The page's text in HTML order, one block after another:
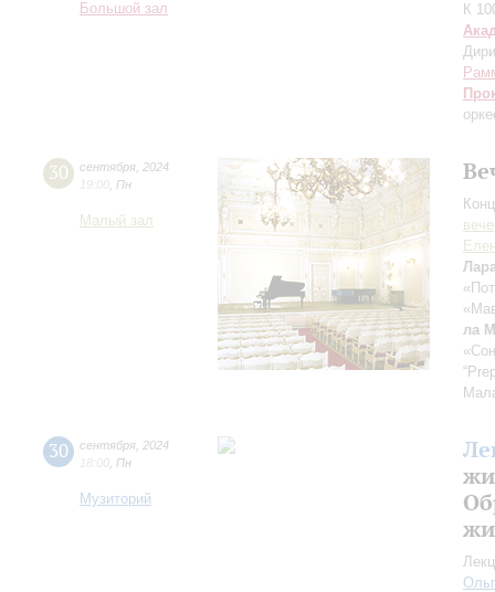
Большой зал
К
30 сентября 2024
19:00 Пн
Малый зал
ла
30 сентября 2024
18:00 Пн
Музиторий